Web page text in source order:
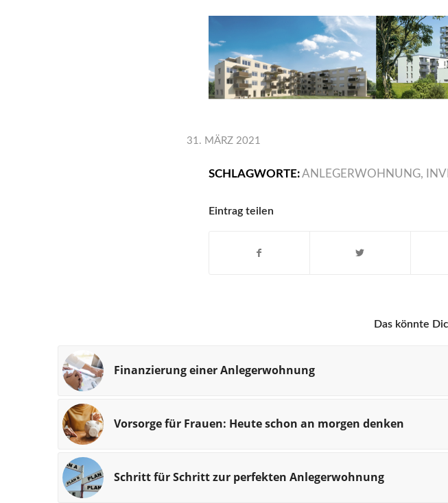
31. MÄRZ 2021
SCHLAGWORTE:ANLEGERWOHNUNG,
Eintrag teilen
Das könnte
Finanzierung einer Anlegerwohnung
Vorsorge für Frauen: Heute schon an morgen denken
Schritt für Schritt zur perfekten Anlegerwohnung